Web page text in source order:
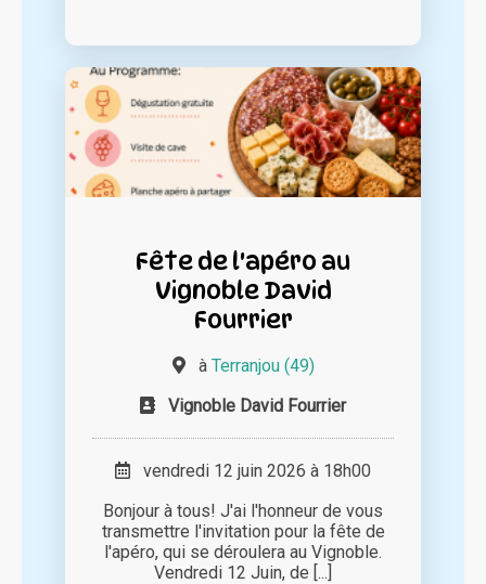
Fête de l'apéro au
Vignoble David
Fourrier
à Terranjou (49)
Vignoble David Fourrier
vendredi 12 juin 2026 à 18h00
Bonjour à tous! J'ai l'honneur de vous
transmettre l'invitation pour la fête de
l'apéro, qui se déroulera au Vignoble.
Vendredi 12 Juin, de [...]